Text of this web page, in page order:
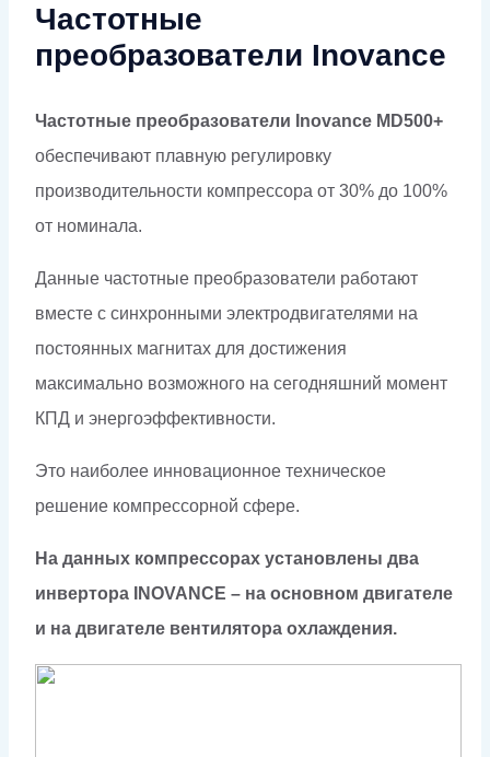
Частотные
преобразователи Inovance
Частотные преобразователи Inovance MD500+
обеспечивают плавную регулировку
производительности компрессора от 30% до 100%
от номинала.
Данные частотные преобразователи работают
вместе с синхронными электродвигателями на
постоянных магнитах для достижения
максимально возможного на сегодняшний момент
КПД и энергоэффективности.
Это наиболее инновационное техническое
решение компрессорной сфере.
На данных компрессорах установлены два
инвертора INOVANCE – на основном двигателе
и на двигателе вентилятора охлаждения.